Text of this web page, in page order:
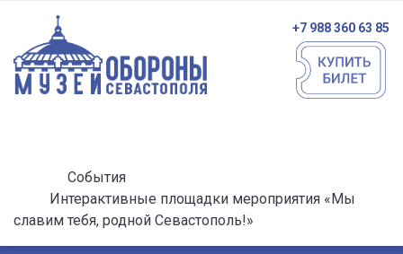
+7 988 360 63 85
События
Интерактивные площадки мероприятия «Мы
славим тебя, родной Севастополь!»